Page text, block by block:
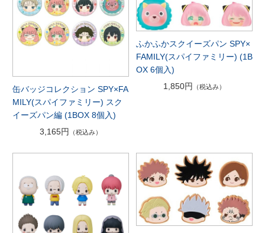
缶バッジコレクション SPY×FA
MILY(スパイファミリー) スク
イーズパン編 (1BOX 8個入)
3,165円
（税込み）
ふかふかスクイーズパン SPY×
FAMILY(スパイファミリー) (1B
OX 6個入)
1,850円
（税込み）